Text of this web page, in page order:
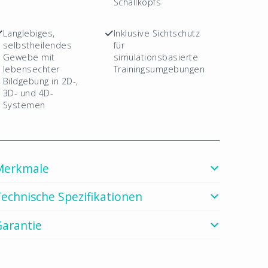
Langlebiges,
selbstheilendes
Gewebe mit
lebensechter
Bildgebung in 2D-,
3D- und 4D-
Systemen
Inklusive Sichtschutz
für
simulationsbasierte
Trainingsumgebungen
Spezifikationen